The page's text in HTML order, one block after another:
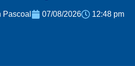
Pascoal 07/08/2026 12:48 pm